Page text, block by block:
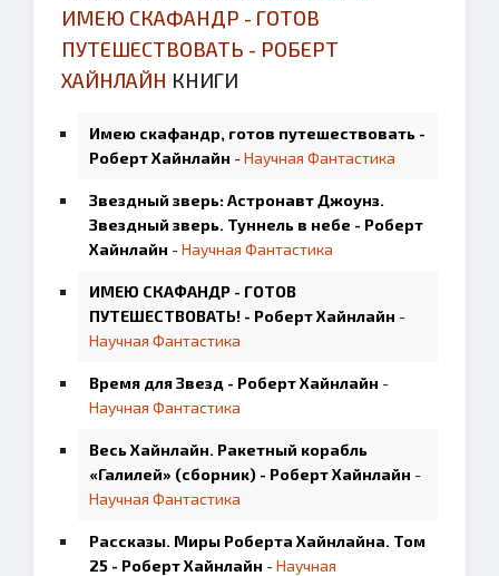
ИМЕЮ СКАФАНДР - ГОТОВ
ПУТЕШЕСТВОВАТЬ - РОБЕРТ
ХАЙНЛАЙН КНИГИ
Имею скафандр, готов путешествовать -
Роберт Хайнлайн -Научная Фантастика
Звездный зверь: Астронавт Джоунз.
Звездный зверь. Туннель в небе - Роберт
Хайнлайн -Научная Фантастика
ИМЕЮ СКАФАНДР - ГОТОВ
ПУТЕШЕСТВОВАТЬ! - Роберт Хайнлайн -
Научная Фантастика
Время для Звезд - Роберт Хайнлайн -
Научная Фантастика
Весь Хайнлайн. Ракетный корабль
«Галилей» (сборник) - Роберт Хайнлайн -
Научная Фантастика
Рассказы. Миры Роберта Хайнлайна. Том
25 - Роберт Хайнлайн -Научная